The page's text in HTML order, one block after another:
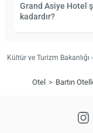
Grand Asiye Hotel
kadardır?
Kültür ve Turizm
Otel Bartın